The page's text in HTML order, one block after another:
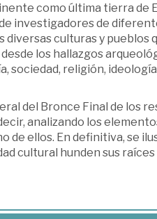
como última tierra de
investigadores de
culturas y pueblos
los hallazgos
sociedad, religión,
del Bronce Final de los
analizando los
de ellos. En definitiva, se
cultural hunden sus